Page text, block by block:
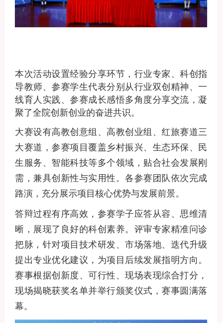
本次活动设置经验分享环节，行业专家、科创指
导教师、参赛学生代表分别从行业双创精神、一
线育人实践、参赛成长感悟多角度分享交流，凝
聚了全院创新创业的奋进共识。
大赛设有高教创意组、高教创业组、红旅赛道三
大赛道，参赛项目覆盖乡村振兴、生态环保、民
生服务、智能科技等多个领域，贴合社会发展刚
需，兼具创新性与实用性。各参赛团队依次完成
路演，充分展示项目核心优势与发展前景。
答辩过程有序高效，参赛学子应答从容、思维清
晰，展现了良好的科创素养。评审专家精准问诊
把脉，针对项目技术研发、市场落地、迭代升级
提出专业优化建议，为项目后续发展指明方向。
赛事根据创新度、可行性、现场表现综合打分，
现场揭晓获奖名单并举行颁奖仪式，赛事圆满落
幕。